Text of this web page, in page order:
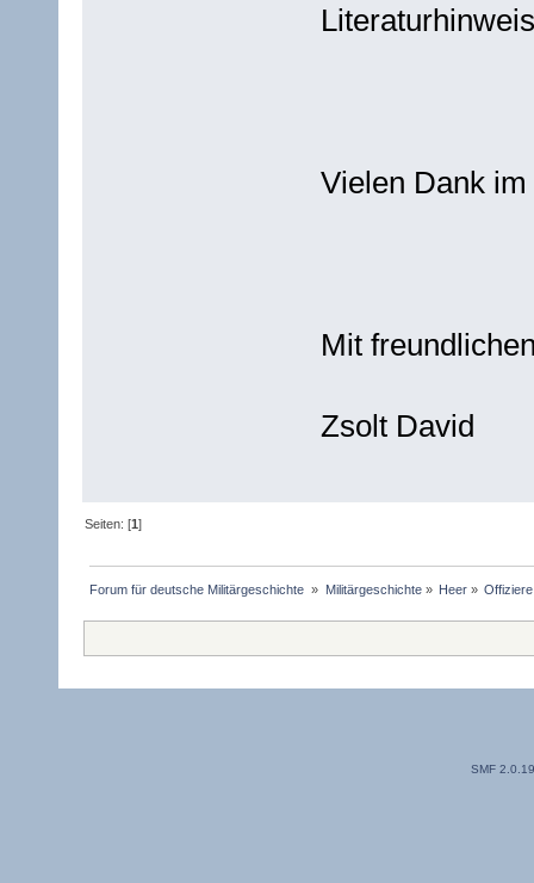
Vielen Dank im
Mit
Zsolt David
Seiten: [1]
Forum für deutsche Militärgeschichte » Militärgeschichte» Heer»
SMF 2.0.19